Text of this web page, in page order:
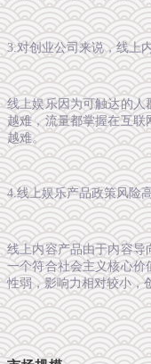
3.对创业公司来说，线上
线上娱乐因为可触达的人
越难，流量都掌握在互联
越难。
4.线上娱乐产品政策风险
线上内容产品由于内容导
一个符合社会主义核心
性弱，影响力相对较小，